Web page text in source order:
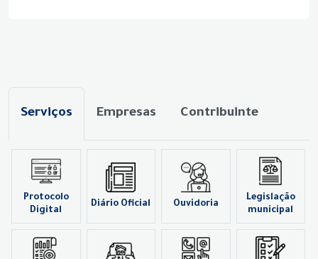
Serviços Empresas Contribuinte
Protocolo
Digital
Diário Oficial Ouvidoria
Legislação
municipal